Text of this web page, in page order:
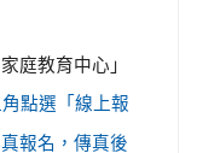
庭教育中心」
角點選「線上報
報名，傳真後